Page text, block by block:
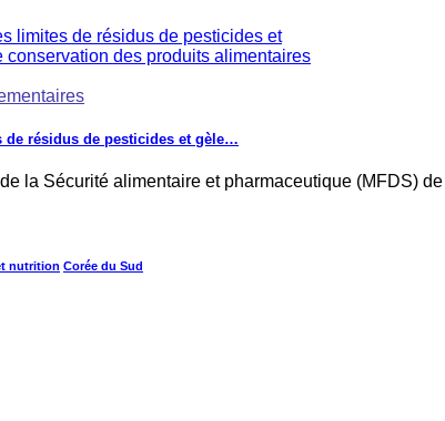
de résidus de pesticides et gèle…
la Sécurité alimentaire et pharmaceutique (MFDS)
nutrition Corée du Sud